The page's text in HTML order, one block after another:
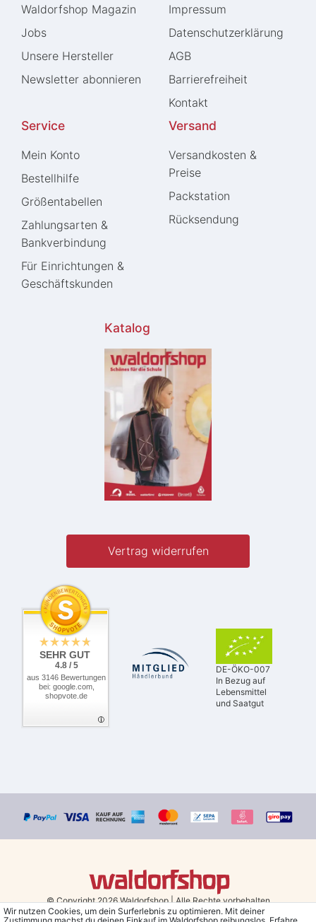
Waldorfshop Magazin
Jobs
Unsere Hersteller
Newsletter abonnieren
Impressum
Daten­schutz­erklärung
AGB
Barrierefreiheit
Kontakt
Service
Mein Konto
Bestellhilfe
Größentabellen
Zahlungsarten &
Bankverbindung
Für Einrichtungen &
Geschäftskunden
Versand
Versandkosten &
Preise
Packstation
Rücksendung
Katalog
Vertrag widerrufen
SEHR GUT
4.8 / 5
aus 3146 Bewertungen
bei: google.com,
shopvote.de
DE-ÖKO-007
In Bezug auf
Lebensmittel
und Saatgut
© Copyright 2026 Waldorfshop|Alle Rechte vorbehalten.
Wir nutzen Cookies, um dein Surferlebnis zu optimieren. Mit deiner